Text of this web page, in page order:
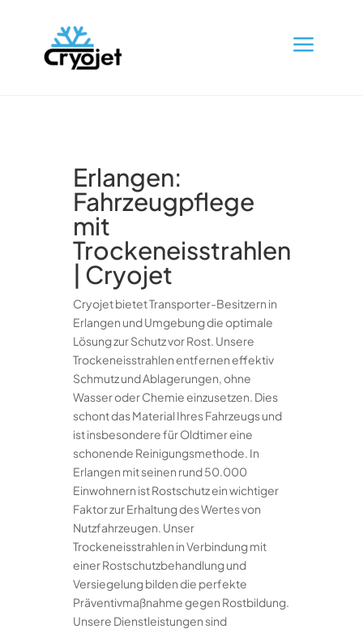
a
Erlangen:
Fahrzeugpflege
mit
Trockeneisstrahlen
| Cryojet
Cryojet bietet Transporter-Besitzern in
Erlangen und Umgebung die optimale
Lösung zur Schutz vor Rost. Unsere
Trockeneisstrahlen entfernen effektiv
Schmutz und Ablagerungen, ohne
Wasser oder Chemie einzusetzen. Dies
schont das Material Ihres Fahrzeugs und
ist insbesondere für Oldtimer eine
schonende Reinigungsmethode. In
Erlangen mit seinen rund 50.000
Einwohnern ist Rostschutz ein wichtiger
Faktor zur Erhaltung des Wertes von
Nutzfahrzeugen. Unser
Trockeneisstrahlen in Verbindung mit
einer Rostschutzbehandlung und
Versiegelung bilden die perfekte
Präventivmaßnahme gegen Rostbildung.
Unsere Dienstleistungen sind